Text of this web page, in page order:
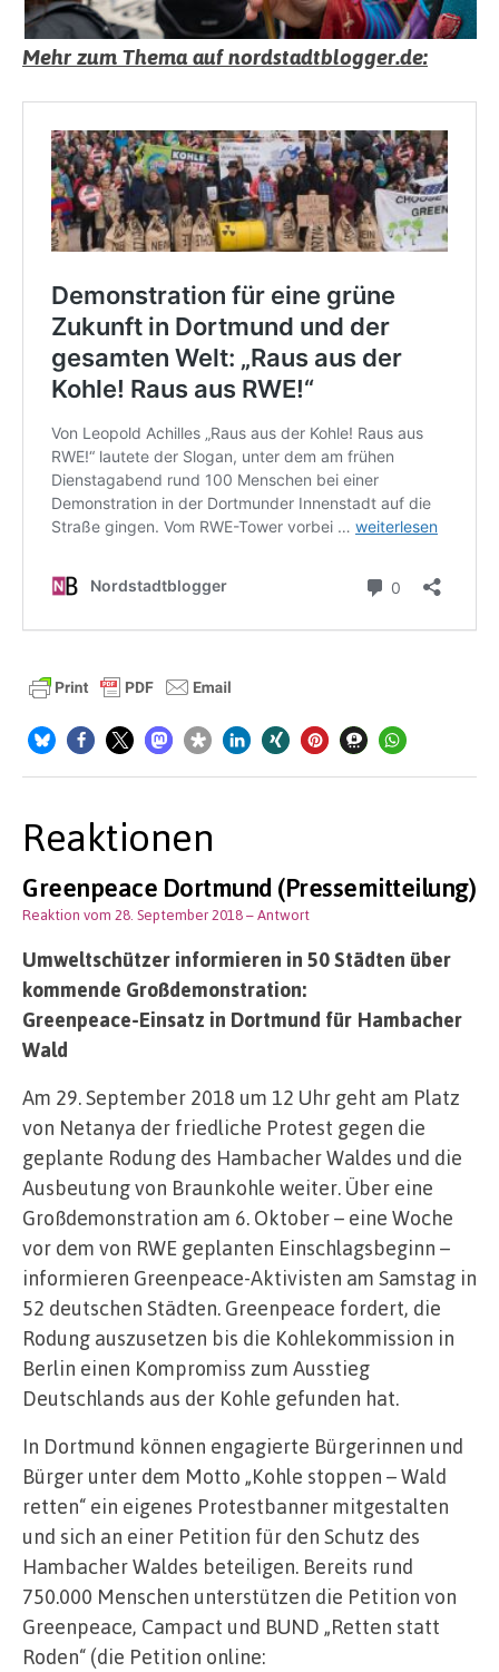
Mehr zum Thema auf nordstadtblogger.de:
Reaktionen
Greenpeace Dortmund (Pressemitteilung)
Reaktion vom 28. September 2018– Antwort
Umweltschützer informieren in 50 Städten über
kommende Großdemonstration:
Greenpeace-Einsatz in Dortmund für Hambacher
Wald
Am 29. September 2018 um 12 Uhr geht am Platz
von Netanya der friedliche Protest gegen die
geplante Rodung des Hambacher Waldes und die
Ausbeutung von Braunkohle weiter. Über eine
Großdemonstration am 6. Oktober – eine Woche
vor dem von RWE geplanten Einschlagsbeginn –
informieren Greenpeace-Aktivisten am Samstag in
52 deutschen Städten. Greenpeace fordert, die
Rodung auszusetzen bis die Kohlekommission in
Berlin einen Kompromiss zum Ausstieg
Deutschlands aus der Kohle gefunden hat.
In Dortmund können engagierte Bürgerinnen und
Bürger unter dem Motto „Kohle stoppen – Wald
retten“ ein eigenes Protestbanner mitgestalten
und sich an einer Petition für den Schutz des
Hambacher Waldes beteiligen. Bereits rund
750.000 Menschen unterstützen die Petition von
Greenpeace, Campact und BUND „Retten statt
Roden“ (die Petition online: